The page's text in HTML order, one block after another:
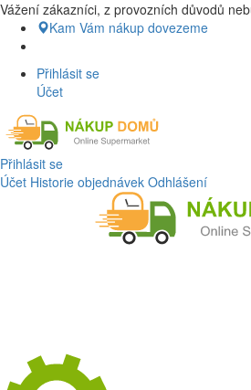
Nákup
Vážení zákazníci, z provozních důvodů
Kam Vám nákup dovezeme
Přihlásit se
Účet
Přihlásit se
Účet Historie objednávek Odhlášení